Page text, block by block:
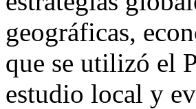
geográficas,
que se utilizó el
estudio local y